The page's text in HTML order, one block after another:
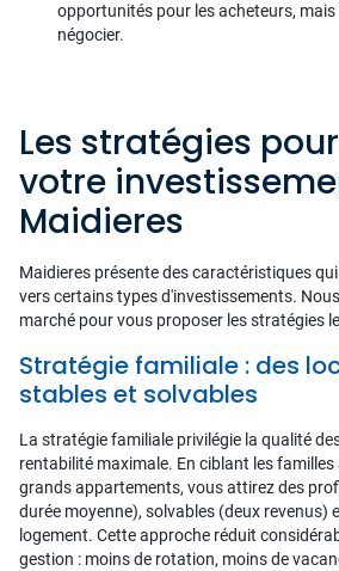
opportunités pour les acheteurs, mais
négocier.
Les stratégies
votre
Maidieres
Maidieres présente des caractéristiques
vers certains types d'investissements.
marché pour vous proposer les stratégies
Stratégie familiale : des
stables et solvables
La stratégie familiale privilégie la qualité
rentabilité maximale. En ciblant les familles
grands appartements, vous attirez des
durée moyenne), solvables (deux revenus)
logement. Cette approche réduit
gestion : moins de rotation, moins de